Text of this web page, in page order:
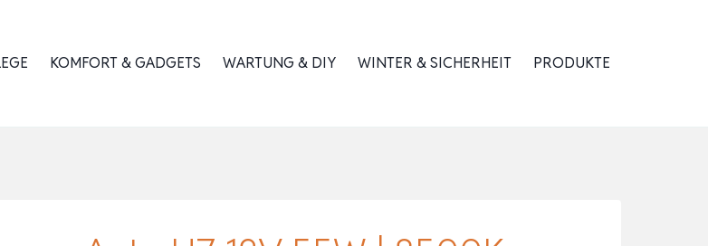
KOMFORT & GADGETS WARTUNG & DIY WINTER & SICHERHEIT PRODUKTE